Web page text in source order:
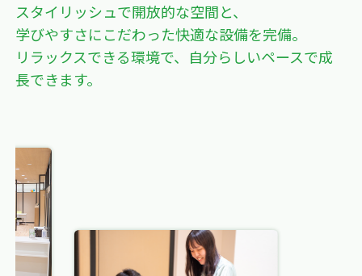
スタイリッシュで開放的な空間と、
学びやすさにこだわった快適な設備を完備。
リラックスできる環境で、自分らしいペースで成
長できます。